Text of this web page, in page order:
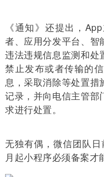
《通知》还提出，
者、应用分发平台、智
违法违规信息监测和处
禁止发布或者传输的
息，采取消除等处置
记录，并向电信主管部
求进行处置。
无独有偶，微信团队
月起小程序必须备案才